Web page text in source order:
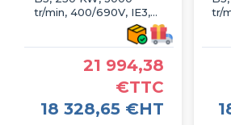
tr/min, 400/690V, IE3,
21 994,38
€TTC
18 328,65 €HT
tr/